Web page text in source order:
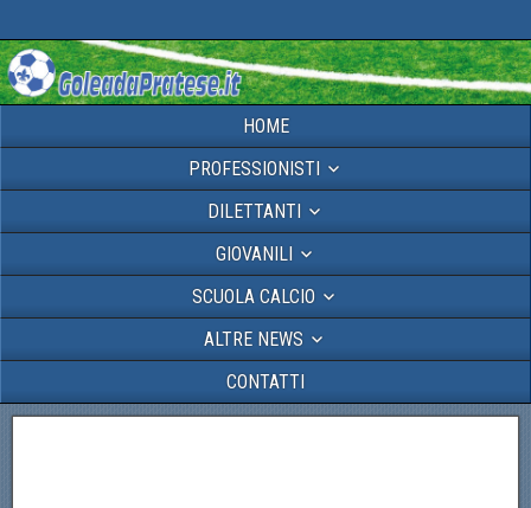
HOME
PROFESSIONISTI
DILETTANTI
GIOVANILI
SCUOLA CALCIO
ALTRE NEWS
CONTATTI